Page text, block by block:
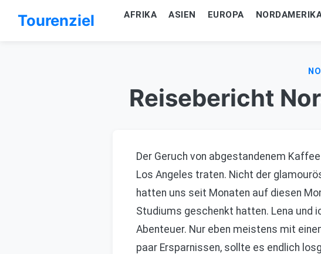
Tourenziel AFRIKA ASIEN EUROPA
Reisebericht
Der Geruch von abgestandenem
Los Angeles traten. Nicht der
hatten uns seit Monaten auf diesen
Studiums geschenkt hatten. Lena und
Abenteuer. Nur eben meistens mit
paar Ersparnissen, sollte es endlich